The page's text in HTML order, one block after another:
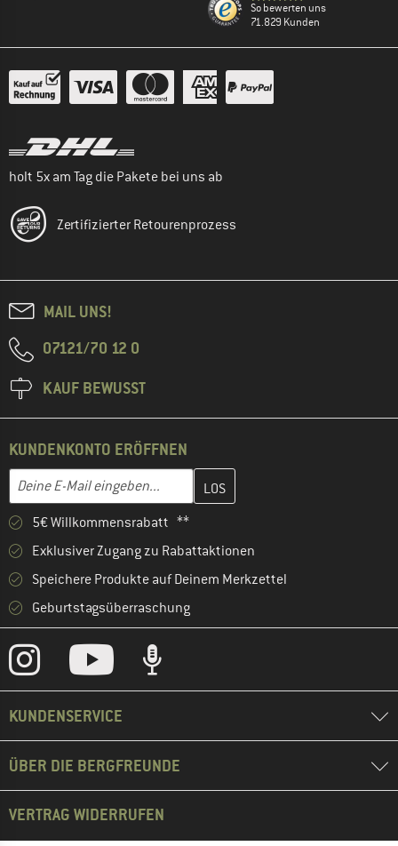
So bewerten uns
71.829 Kunden
holt 5x am Tag die Pakete bei uns ab
Zertifizierter Retourenprozess
MAIL UNS!
07121/70 12 0
KAUF BEWUSST
KUNDENKONTO ERÖFFNEN
E-Mail-Adresse
Gib hier deine E-Mail-Adresse ein und erstelle im nächsten
5€ Willkommensrabatt **
Exklusiver Zugang zu Rabattaktionen
Speichere Produkte auf Deinem Merkzettel
Geburtstagsüberraschung
KUNDENSERVICE
ÜBER DIE BERGFREUNDE
VERTRAG WIDERRUFEN